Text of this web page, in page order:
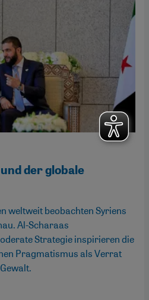
der globale
weltweit beobachten Syriens
Al-Scharaas
Strategie inspirieren die
Pragmatismus als Verrat